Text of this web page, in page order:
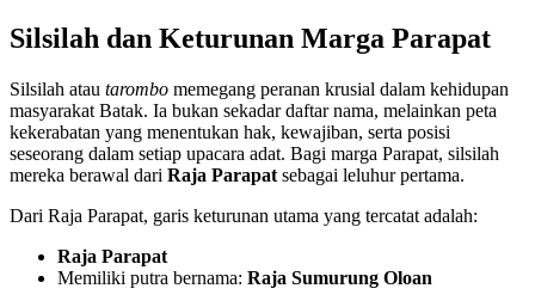
Silsilah dan Keturunan Marga Parapat
Silsilah atau tarombo memegang peranan krusial dalam kehidupan
masyarakat Batak. Ia bukan sekadar daftar nama, melainkan peta
kekerabatan yang menentukan hak, kewajiban, serta posisi
seseorang dalam setiap upacara adat. Bagi marga Parapat, silsilah
mereka berawal dari Raja Parapat sebagai leluhur pertama.
Dari Raja Parapat, garis keturunan utama yang tercatat adalah:
Raja Parapat
Memiliki putra bernama: Raja Sumurung Oloan